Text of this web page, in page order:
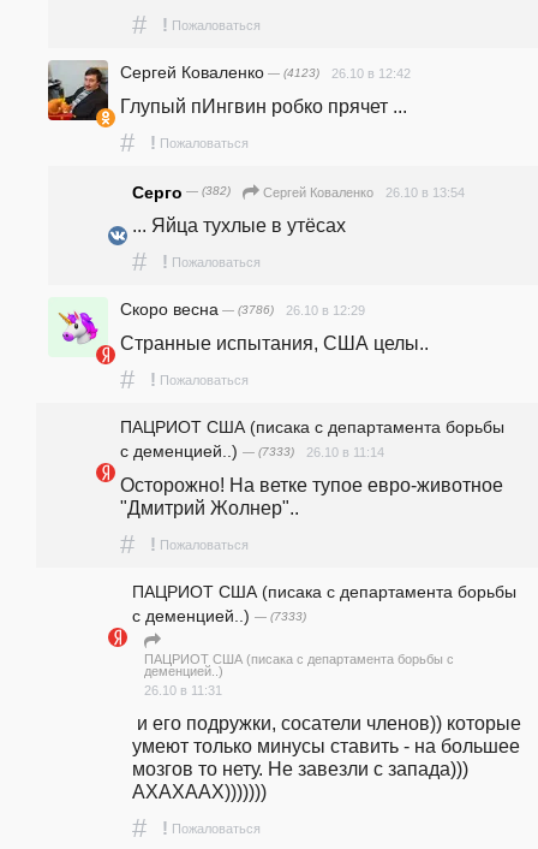
# ! Пожаловаться
Сергей Коваленко — (4123) 26.10 в 12:42
Глупый пИнгвин робко прячет ...
# ! Пожаловаться
Серго — (382) Сергей Коваленко 26.10 в 13:54
... Яйца тухлые в утёсах
# ! Пожаловаться
Скоро весна — (3786) 26.10 в 12:29
Странные испытания, США целы..
# ! Пожаловаться
ПАЦРИОТ США (писака с департамента борьбы
с деменцией..) — (7333) 26.10 в 11:14
Осторожно! На ветке тупое евро-животное
"Дмитрий Жолнер"..
# ! Пожаловаться
ПАЦРИОТ США (писака с департамента борьбы
с деменцией..) — (7333)
ПАЦРИОТ США (писака с департамента борьбы с
деменцией..)
26.10 в 11:31
умеют только минусы ставить - на большее
мозгов то нету. Не завезли с запада)))
АХАХААХ)))))))
# ! Пожаловаться